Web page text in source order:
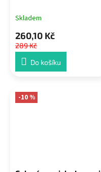
Skladem
260,10 Kč
289 Kč
Do košíku
-10 %